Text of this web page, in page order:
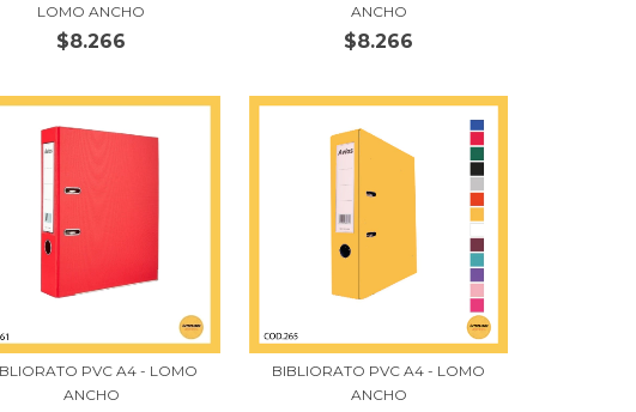
LOMO ANCHO
$8.266
ANCHO
$8.266
PVC A4 - LOMO
ANCHO
BIBLIORATO PVC A4 - LOMO
ANCHO